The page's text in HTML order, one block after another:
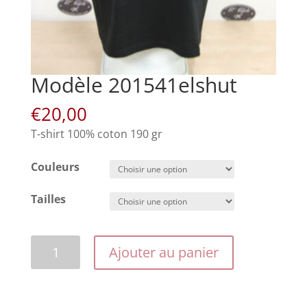
Modèle 201541elshut
€20,00
T-shirt 100% coton 190 gr
Couleurs
Tailles
Ajouter au panier